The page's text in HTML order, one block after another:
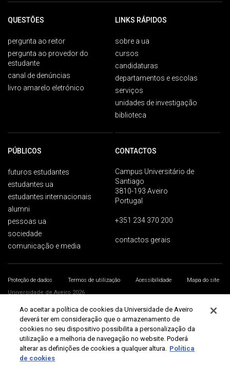
QUESTÕES
pergunta ao reitor
pergunta ao provedor do
estudante
canal de denúncias
livro amarelo eletrónico
LINKS RÁPIDOS
sobre a ua
cursos
candidaturas
departamentos e escolas
serviços
unidades de investigação
biblioteca
PÚBLICOS
futuros estudantes
estudantes ua
estudantes internacionais
alumni
pessoas ua
sociedade
comunicação e media
CONTACTOS
Campus Universitário de
Santiago
3810-193 Aveiro
Portugal
+351 234 370 200
contactos gerais
Proteção de dados Termos de utilização Acessibilidade
Mapa do site
Universidade de Aveiro 2026
Ao aceitar a política de cookies da Universidade de Aveiro
deverá ter em consideração que o armazenamento de
cookies no seu dispositivo possibilita a personalização da
utilização e a melhoria de navegação no website. Poderá
alterar as definições de cookies a qualquer altura. Política
de cookies